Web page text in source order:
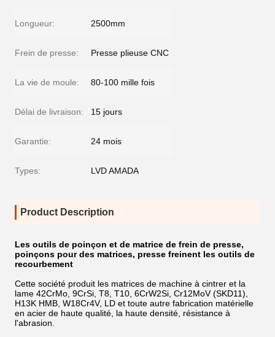
Longueur: 2500mm
Frein de presse: Presse plieuse CNC
La vie de moule: 80-100 mille fois
Délai de livraison: 15 jours
Garantie: 24 mois
Types: LVD AMADA
Product Description
Les outils de poinçon et de matrice de frein de presse,
poinçons pour des matrices, presse freinent les outils de
recourbement
Cette société produit les matrices de machine à cintrer et la
lame 42CrMo, 9CrSi, T8, T10, 6CrW2Si, Cr12MoV (SKD11),
H13K HMB, W18Cr4V, LD et toute autre fabrication matérielle
en acier de haute qualité, la haute densité, résistance à
l'abrasion.